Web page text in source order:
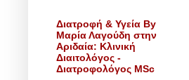
Διατροφή & Υγεία By
Μαρία Λαγούδη στην
Αριδαία: Κλινική
Διαιτολόγος -
Διατροφολόγος MSc